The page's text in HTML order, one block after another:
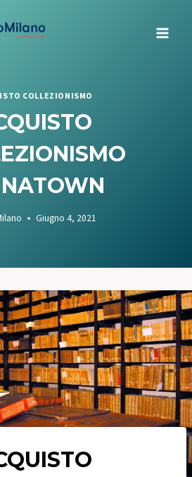
COLLEZIONISMO
Giugno 4, 2021